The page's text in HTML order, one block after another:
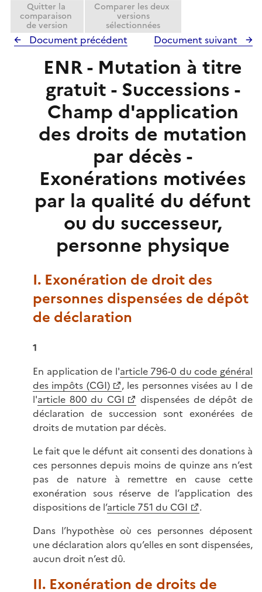
Quitter la
comparaison
de version
Comparer les deux
versions
sélectionnées
Document précédent Document suivant
ENR - Mutation à titre
gratuit - Successions -
Champ d'application
des droits de mutation
par décès -
Exonérations motivées
par la qualité du défunt
ou du successeur,
personne physique
I. Exonération de droit des
personnes dispensées de dépôt
de déclaration
1
En application de l'article 796-0 du code général
des impôts (CGI)
, les personnes visées au I de
l'article 800 du CGI
dispensées de dépôt de
déclaration de succession sont exonérées de
droits de mutation par décès.
Le fait que le défunt ait consenti des donations à
ces personnes depuis moins de quinze ans n’est
pas de nature à remettre en cause cette
exonération sous réserve de l’application des
dispositions de l’article 751 du CGI
.
Dans l’hypothèse où ces personnes déposent
une déclaration alors qu’elles en sont dispensées,
aucun droit n’est dû.
II. Exonération de droits de